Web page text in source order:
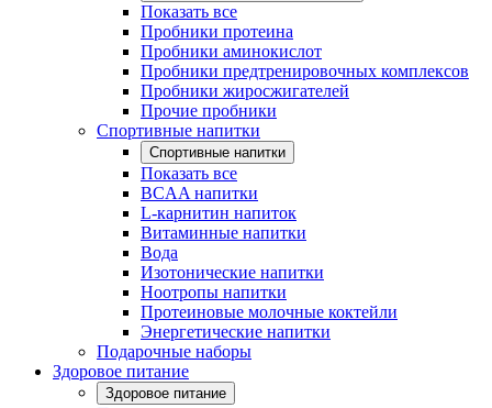
Показать все
Пробники протеина
Пробники аминокислот
Пробники предтренировочных комплексов
Пробники жиросжигателей
Прочие пробники
Спортивные напитки
Спортивные напитки
Показать все
BCAA напитки
L-карнитин напиток
Витаминные напитки
Вода
Изотонические напитки
Ноотропы напитки
Протеиновые молочные коктейли
Энергетические напитки
Подарочные наборы
Здоровое питание
Здоровое питание